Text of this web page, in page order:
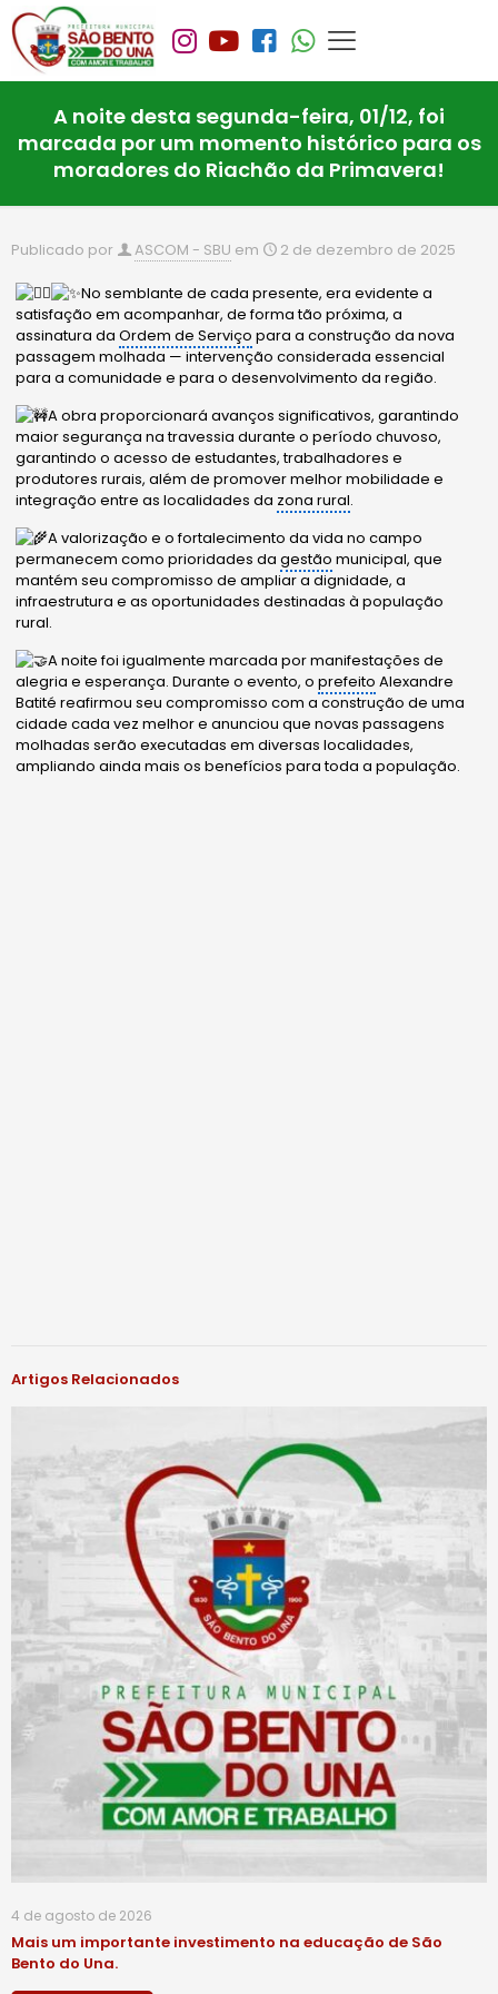
A noite desta segunda-feira, 01/12, foi
marcada por um momento histórico para os
moradores do Riachão da Primavera!
Publicado por ASCOM - SBU em 2 de dezembro de 2025
No semblante de cada presente, era evidente a
satisfação em acompanhar, de forma tão próxima, a
assinatura daOrdem de Serviço para a construção da nova
passagem molhada — intervenção considerada essencial
para a comunidade e para o desenvolvimento da região.
A obra proporcionará avanços significativos, garantindo
maior segurança na travessia durante o período chuvoso,
garantindo o acesso de estudantes, trabalhadores e
produtores rurais, além de promover melhor mobilidade e
integração entre as localidades da zona rural.
A valorização e o fortalecimento da vida no campo
permanecem como prioridades dagestão municipal, que
mantém seu compromisso de ampliar a dignidade, a
infraestrutura e as oportunidades destinadas à população
rural.
A noite foi igualmente marcada por manifestações de
alegria e esperança. Durante o evento, oprefeito Alexandre
Batité reafirmou seu compromisso com a construção de uma
cidade cada vez melhor e anunciou que novas passagens
molhadas serão executadas em diversas localidades,
ampliando ainda mais os benefícios para toda a população.
Artigos Relacionados
4 de agosto de 2026
Mais um importante investimento na educação de São
Bento do Una.